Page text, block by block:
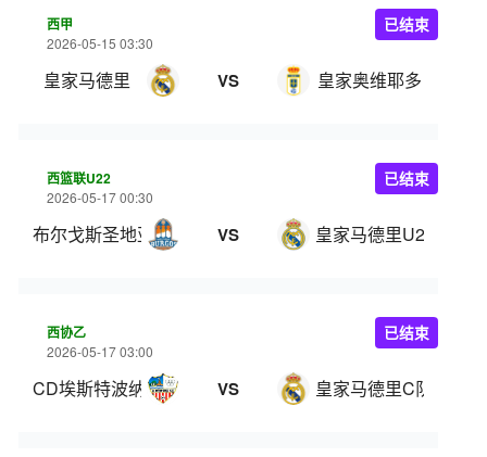
西甲
2026-05-15 03:30
皇家马德里 VS 皇家奥维耶多
已结束
西篮联U22
2026-05-17 00:30
布尔戈斯圣地亚哥U22 VS 皇家马德里U22
已结束
西协乙
2026-05-17 03:00
CD埃斯特波纳 VS 皇家马德里C队
已结束